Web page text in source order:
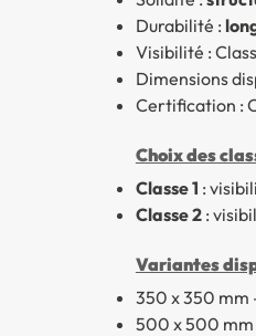
Durabilité :
Visibilité :
Dimensions
Certification :
Choix des
Classe 1 :
Classe 2:
Variantes
350 x 350 mm
500 x 500 mm